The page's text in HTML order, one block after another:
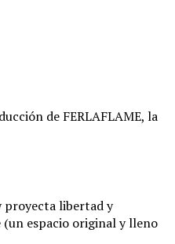
de FERLAFLAME, la
proyecta libertad y
(un espacio original y lleno